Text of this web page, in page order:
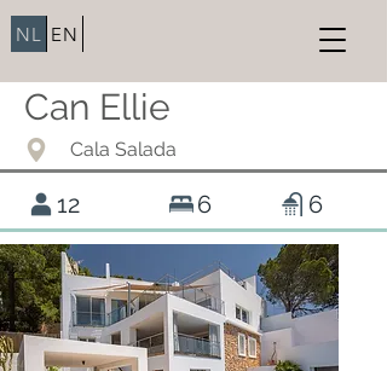
NL EN
Can Ellie
Cala Salada
12 6 6